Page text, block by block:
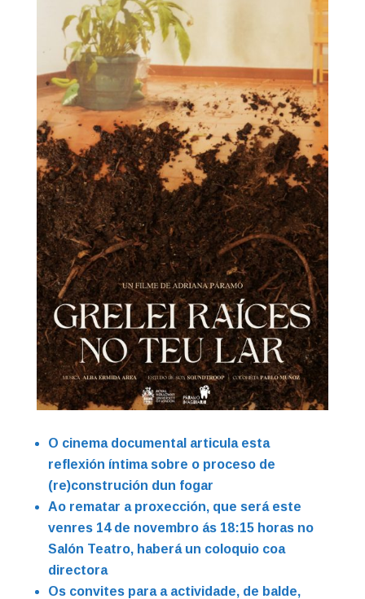
O cinema documental articula esta
reflexión íntima sobre o proceso de
(re)construción dun fogar
Ao rematar a proxección, que será este
venres 14 de novembro ás 18:15 horas no
Salón Teatro, haberá un coloquio coa
directora
Os convites para a actividade, de balde,